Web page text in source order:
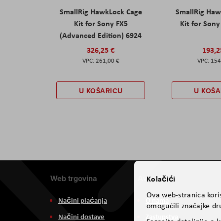
SmallRig HawkLock Cage
Kit for Sony FX5
(Advanced Edition) 6924
326,25 €
261,00 €
U KOŠARICU
SmallRig
Kit for Sony
U
Web trgovina
Načini plaćanja
Načini dostave
Aviteh
O nama
Kolačići
Ova web-stranica
omogućili značajke